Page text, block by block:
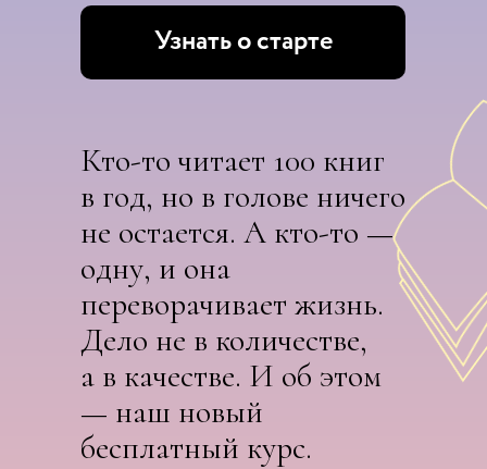
Кто-то читает 100 книг
в год, но в голове ничего
не остается. А кто-то —
одну, и она
переворачивает жизнь.
Дело не в количестве,
а в качестве. И об этом
— наш новый
бесплатный курс.
Узнать о старте